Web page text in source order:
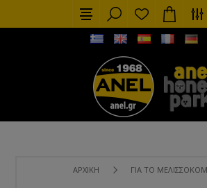
ΑΡΧΙΚΉ ΓΙΑ ΤΟ